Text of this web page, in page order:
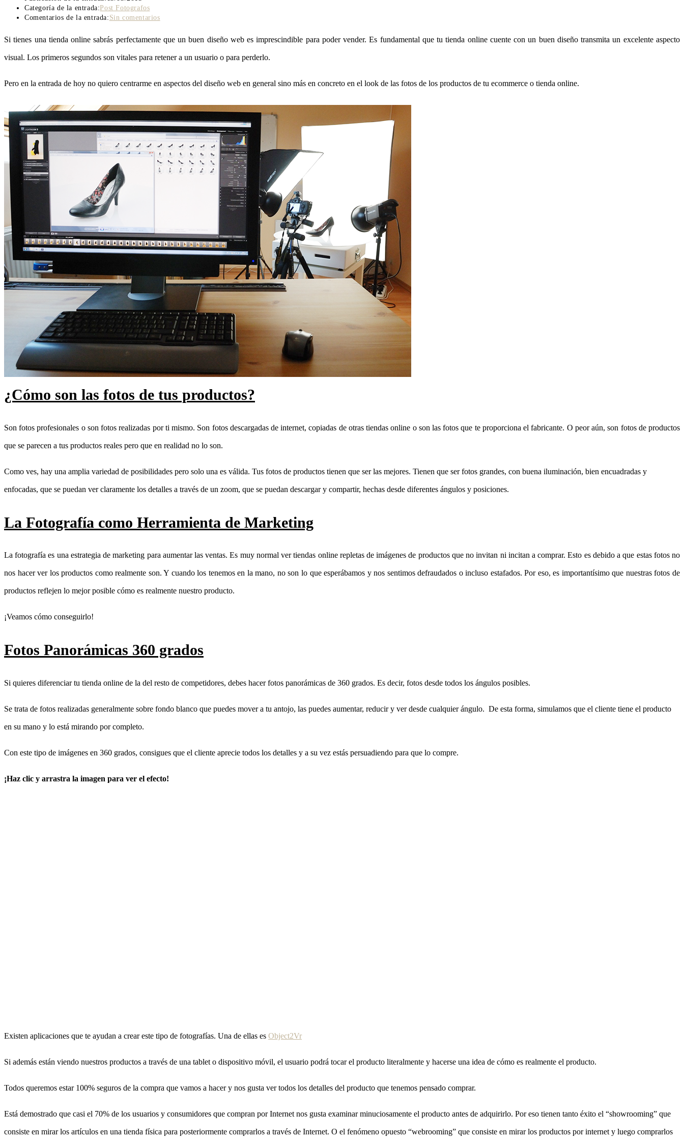
Categoría de la entrada:Post Fotografos
Comentarios de la entrada: Sin comentarios
Si tienes una tienda online sabrás perfectamente que un buen diseño web es imprescindible para poder vender. Es fundamental que tu tienda online cuente con un buen diseño transmita un excelente aspecto
visual. Los primeros segundos son vitales para retener a un usuario o para perderlo.
Pero en la entrada de hoy no quiero centrarme en aspectos del diseño web en general sino más en concreto en el look de las fotos de los productos de tu ecommerce o tienda online.
¿Cómo son las fotos de tus productos?
Son fotos profesionales o son fotos realizadas por ti mismo. Son fotos descargadas de internet, copiadas de otras tiendas online o son las fotos que te proporciona el fabricante. O peor aún, son fotos de productos
que se parecen a tus productos reales pero que en realidad no lo son.
Como ves, hay una amplia variedad de posibilidades pero solo una es válida. Tus fotos de productos tienen que ser las mejores. Tienen que ser fotos grandes, con buena iluminación, bien encuadradas y
enfocadas, que se puedan ver claramente los detalles a través de un zoom, que se puedan descargar y compartir, hechas desde diferentes ángulos y posiciones.
La Fotografía como Herramienta de Marketing
La fotografía es una estrategia de marketing para aumentar las ventas. Es muy normal ver tiendas online repletas de imágenes de productos que no invitan ni incitan a comprar. Esto es debido a que estas fotos no
nos hacer ver los productos como realmente son. Y cuando los tenemos en la mano, no son lo que esperábamos y nos sentimos defraudados o incluso estafados. Por eso, es importantísimo que nuestras fotos de
productos reflejen lo mejor posible cómo es realmente nuestro producto.
¡Veamos cómo conseguirlo!
Fotos Panorámicas 360 grados
Si quieres diferenciar tu tienda online de la del resto de competidores, debes hacer fotos panorámicas de 360 grados. Es decir, fotos desde todos los ángulos posibles.
Se trata de fotos realizadas generalmente sobre fondo blanco que puedes mover a tu antojo, las puedes aumentar, reducir y ver desde cualquier ángulo. De esta forma, simulamos que el cliente tiene el producto
en su mano y lo está mirando por completo.
Con este tipo de imágenes en 360 grados, consigues que el cliente aprecie todos los detalles y a su vez estás persuadiendo para que lo compre.
¡Haz clic y arrastra la imagen para ver el efecto!
Existen aplicaciones que te ayudan a crear este tipo de fotografías. Una de ellas es Object2Vr
Si además están viendo nuestros productos a través de una tablet o dispositivo móvil, el usuario podrá tocar el producto literalmente y hacerse una idea de cómo es realmente el producto.
Todos queremos estar 100% seguros de la compra que vamos a hacer y nos gusta ver todos los detalles del producto que tenemos pensado comprar.
Está demostrado que casi el 70% de los usuarios y consumidores que compran por Internet nos gusta examinar minuciosamente el producto antes de adquirirlo. Por eso tienen tanto éxito el “showrooming” que
consiste en mirar los artículos en una tienda física para posteriormente comprarlos a través de Internet. O el fenómeno opuesto “webrooming” que consiste en mirar los productos por internet y luego comprarlos